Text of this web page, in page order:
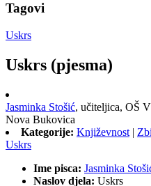
Tagovi
Uskrs
Uskrs (pjesma)
Jasminka Stošić, učiteljica, OŠ
Nova Bukovica
Kategorije: Književnost |
Uskrs
Ime pisca: Jasminka
Naslov djela: Uskrs